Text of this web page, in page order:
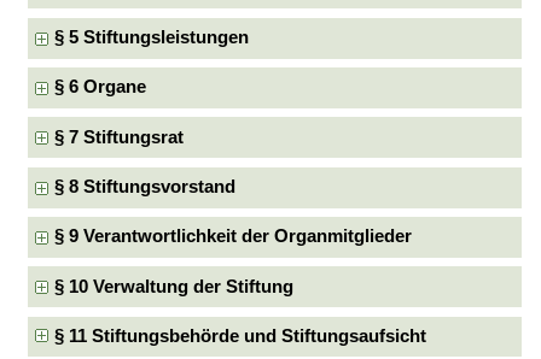
§ 5 Stiftungsleistungen
§ 6 Organe
§ 7 Stiftungsrat
§ 8 Stiftungsvorstand
§ 9 Verantwortlichkeit der Organmitglieder
§ 10 Verwaltung der Stiftung
§ 11 Stiftungsbehörde und Stiftungsaufsicht